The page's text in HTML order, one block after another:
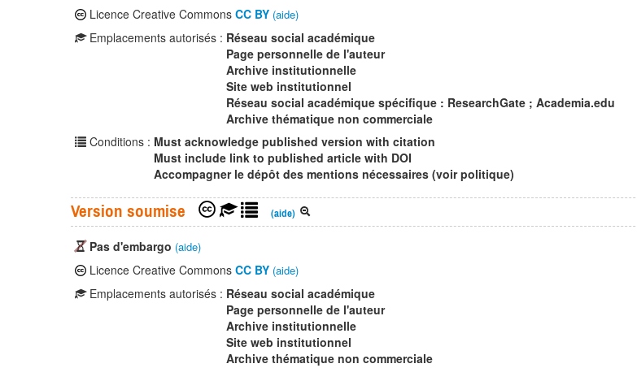
Licence Creative Commons CC BY (aide)
Emplacements autorisés : Réseau social académique
Page personnelle de l'auteur
Archive institutionnelle
Site web institutionnel
Réseau social académique spécifique : ResearchGate ; Academia.edu
Archive thématique non commerciale
Conditions : Must acknowledge published version with citation
Must include link to published article with DOI
Accompagner le dépôt des mentions nécessaires (voir politique)
Version soumise (aide)
Pas d'embargo (aide)
Licence Creative Commons CC BY (aide)
Emplacements autorisés : Réseau social académique
Page personnelle de l'auteur
Archive institutionnelle
Site web institutionnel
Archive thématique non commerciale